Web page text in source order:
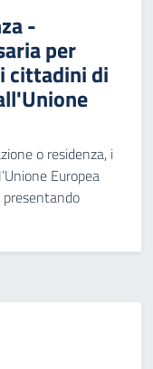
-
per
cittadini di
o residenza, i
Europea